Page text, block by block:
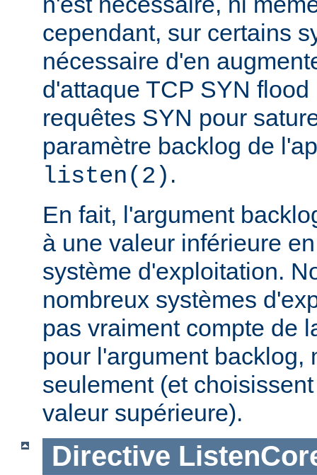
cependant, sur certains
nécessaire d'en
d'attaque TCP SYN
requêtes SYN pour
paramètre backlog de
listen(2) .
En fait, l'argument
à une valeur inférieure
système d'exploitation.
nombreux systèmes
pas vraiment compte de
pour l'argument backlog,
seulement (et
valeur supérieure).
Directive